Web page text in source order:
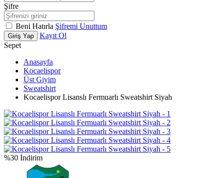
Şifre
Beni Hatırla Şifremi Unuttum
Giriş Yap
Kayıt Ol
Sepet
Anasayfa
Kocaelispor
Üst Giyim
Sweatshirt
Kocaelispor Lisanslı Fermuarlı Sweatshirt Siyah
%30 İndirim